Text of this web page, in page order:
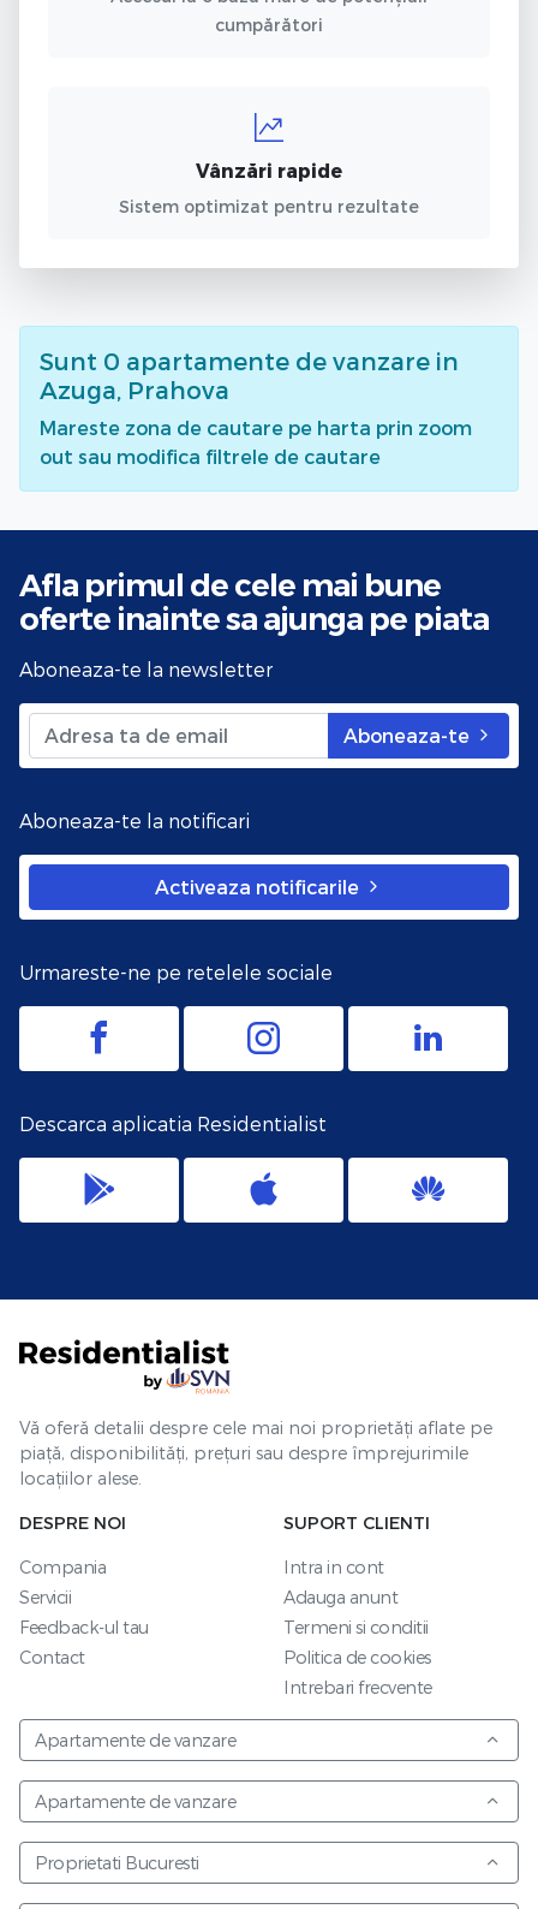
cumpărători
Vânzări rapide
Sistem optimizat pentru rezultate
Sunt 0 apartamente de vanzare in
Azuga, Prahova
Mareste zona de cautare pe harta prin zoom
out sau modifica filtrele de cautare
Afla primul de cele mai bune
oferte inainte sa ajunga pe piata
Aboneaza-te la newsletter
Aboneaza-te
Aboneaza-te la notificari
Activeaza notificarile
Urmareste-ne pe retelele sociale
Descarca aplicatia Residentialist
Vă oferă detalii despre cele mai noi proprietăți aflate pe
piață, disponibilități, prețuri sau despre împrejurimile
locațiilor alese.
DESPRE NOI
Compania
Servicii
Feedback-ul tau
Contact
SUPORT CLIENTI
Intra in cont
Adauga anunt
Termeni si conditii
Politica de cookies
Intrebari frecvente
Apartamente de vanzare
Apartamente de vanzare
Proprietati Bucuresti